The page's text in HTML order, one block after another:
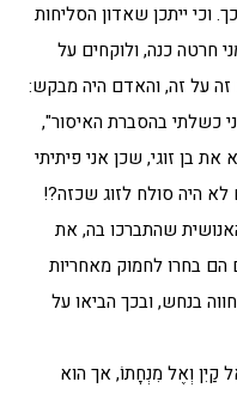
וכי ייתכן שאדון הסליחות
חרטה כנה, ולוקחים על
זה על זה, והאדם היה מבקש:
כשלתי בהסברת האיסור",
בן זוגי, שכן אני פיתיתי
לא היה סולח לזוג שכזה?!
שהתברכו בה, את
הם בחרו לחמוק מאחריות
בנחש, ובכך הביאו על
קַיִן וְאֶל מִנְחָתוֹ, אך הוא